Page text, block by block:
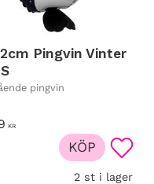
i favoriter
Pingvin Vinter
pingvin
KR
2 st i lager
KÖP